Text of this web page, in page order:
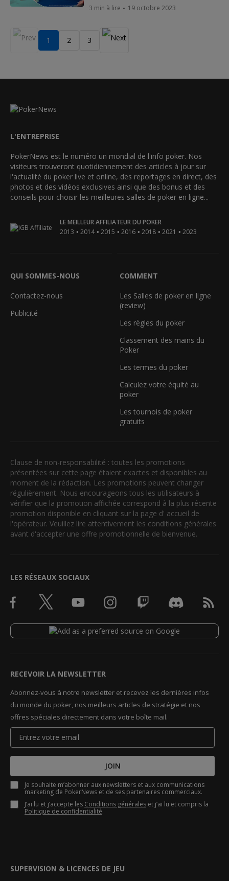
3 min à lire 19 octobre 2023
1 2 3
L'ENTREPRISE
PokerNews est le numéro un mondial de l'info poker. Nos
visiteurs trouveront quotidiennement des articles à jour sur
l'actualité du poker live et online, des reportages en direct, des
photos et des vidéos exclusives ainsi que des bonus et des
conseils pour choisir les meilleures salles de poker en ligne...
LE MEILLEUR AFFILIATEUR DU POKER
2013 • 2014 • 2015 • 2016 • 2018 • 2021 • 2023
QUI SOMMES-NOUS
Contactez-nous
Publicité
COMMENT
Les Salles de poker en ligne
(review)
Les règles du poker
Classement des mains du
Poker
Les termes du poker
Calculez votre équité au
poker
Les tournois de poker
gratuits
Clause de non-responsabilité : toutes les promotions
présentées sur cette page étaient exactes et disponibles au
moment de la rédaction. Les promotions peuvent changer
régulièrement. Nous encourageons tous les utilisateurs à
vérifier que la promotion affichée correspond à la plus récente
promotion disponible en cliquant sur la page d' accueil de
l'opérateur. Veuillez lire attentivement les conditions générales
avant d'accepter une offre promotionnelle de bienvenue.
LES RÉSEAUX SOCIAUX
RECEVOIR LA NEWSLETTER
Abonnez-vous à notre newsletter et recevez les dernières infos
du monde du poker, nos meilleurs articles de stratégie et nos
offres spéciales directement dans votre boîte mail.
JOIN
Je souhaite m’abonner aux newsletters et aux communications
marketing de PokerNews et de ses partenaires commerciaux.
J’ai lu et j’accepte les Conditions générales et j’ai lu et compris la
Politique de confidentialité.
SUPERVISION & LICENCES DE JEU